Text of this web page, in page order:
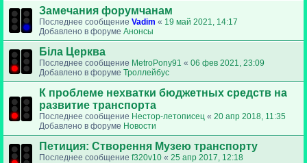
Замечания форумчанам
Последнее сообщение Vadim « 19 май 2021, 14:17
Добавлено в форуме Анонсы
Біла Церква
Последнее сообщение MetroPony91 « 06 фев 2021, 23:09
Добавлено в форуме Троллейбус
К проблеме нехватки бюджетных средств на
развитие транспорта
Последнее сообщение Нестор-летописец « 20 апр 2018, 11:35
Добавлено в форуме Новости
Петиция: Cтворення Музею транспорту
Последнее сообщение f320v10 « 25 апр 2017, 12:18